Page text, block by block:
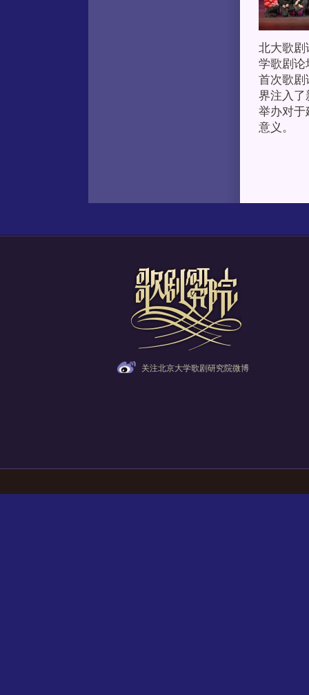
北大歌剧
学歌剧论
首次歌剧
界注入了
举办对于
意义。
关注北京大学歌剧研究院微博